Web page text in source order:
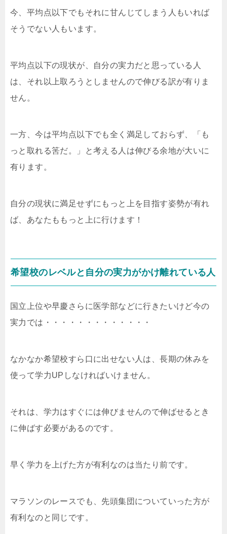
今、平均点以下でもそれに甘んじてしまう人もいれば
そうでない人もいます。
平均点以下の現状が、自分の実力だと思っている人
は、それ以上取ろうとしませんので伸びる訳が有りま
せん。
一方、今は平均点以下でも全く満足しておらず、「も
っと取れる筈だ。」と考える人は伸びる余地が大いに
有ります。
自分の現状に満足せずにもっと上を目指す姿勢が有れ
ば、あなたももっと上に行けます！
希望校のレベルと自分の実力がかけ離れている人
国立上位や早慶さらに医学部などに行きたいけど今の
実力では・・・・・・・・・・・・・
なかなか希望校すら口に出せない人は、長期の休みを
使って学力UPしなければいけません。
それは、学力はすぐには伸びませんので伸ばせるとき
に伸ばす必要があるのです。
早く学力を上げた方が有利なのは当たり前です。
マラソンのレースでも、先頭集団についていった方が
有利なのと同じです。